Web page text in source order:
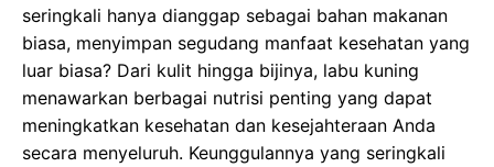
seringkali hanya dianggap sebagai bahan makanan
biasa, menyimpan segudang manfaat kesehatan yang
luar biasa? Dari kulit hingga bijinya, labu kuning
menawarkan berbagai nutrisi penting yang dapat
meningkatkan kesehatan dan kesejahteraan Anda
secara menyeluruh. Keunggulannya yang seringkali